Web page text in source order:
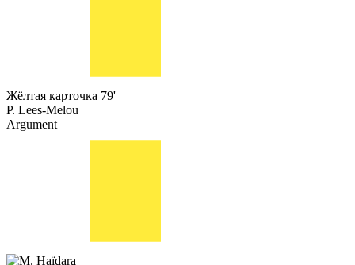
Жёлтая карточка 79'
P. Lees-Melou
Argument